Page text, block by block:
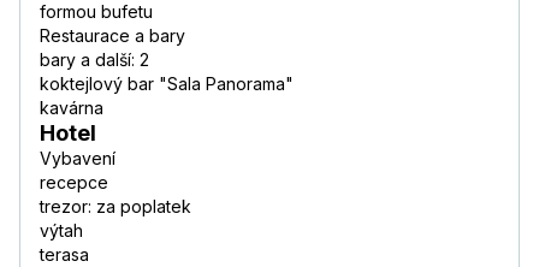
formou bufetu
Restaurace a bary
bary a další: 2
koktejlový bar "Sala Panorama"
kavárna
Hotel
Vybavení
recepce
trezor: za poplatek
výtah
terasa